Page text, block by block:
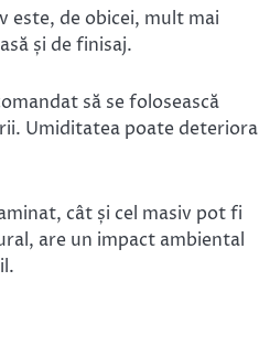
este, de obicei, mult mai
și de finisaj.
să se folosească
Umiditatea poate deteriora
cât și cel masiv pot fi
are un impact ambiental